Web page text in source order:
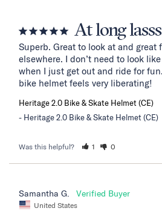
At long
Superb. Great to look at and great
elsewhere. I don’t need to look
when I just get out and ride for
bike helmet feels very liberating!
Heritage 2.0 Bike & Skate Helmet (CE)
Heritage 2.0 Bike & Skate Helmet (CE)
Was this helpful? 1 0
Samantha G.
United States